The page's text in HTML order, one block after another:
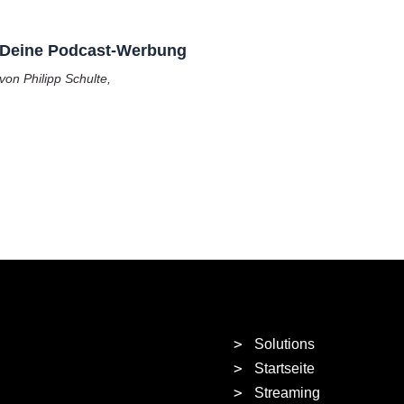
Deine Podcast-Werbung
von Philipp Schulte,
Solutions
Startseite
Streaming